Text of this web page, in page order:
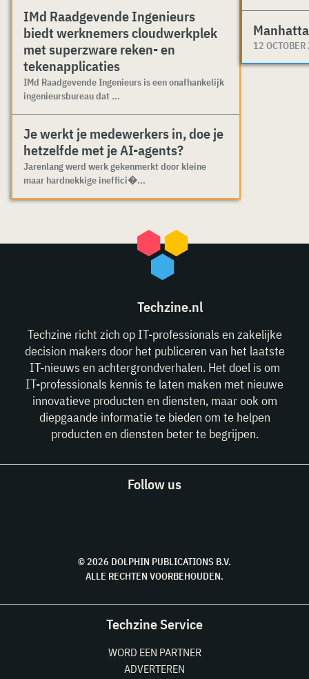
IMd Raadgevende Ingenieurs
biedt werknemers cloudwerkplek
met superzware reken- en
tekenapplicaties
IMd Raadgevende Ingenieurs is een onafhankelijk
ingenieursbureau dat ...
Je werkt je medewerkers in, doe je
hetzelfde met je AI-agents?
Jarenlang werd werk gekenmerkt door kleine
maar hardnekkige ineffici�...
12
Techzine.nl
Techzine richt zich op IT-professionals en zakelijke
decision makers door het publiceren van het laatste
IT-nieuws en achtergrondverhalen. Het doel is om
IT-professionals kennis te laten maken met nieuwe
innovatieve producten en diensten, maar ook om
diepgaande informatie te bieden om te helpen
producten en diensten beter te begrijpen.
Follow us
© 2026 DOLPHIN PUBLICATIONS B.V.
ALLE RECHTEN VOORBEHOUDEN.
Techzine Service
WORD EEN PARTNER
ADVERTEREN